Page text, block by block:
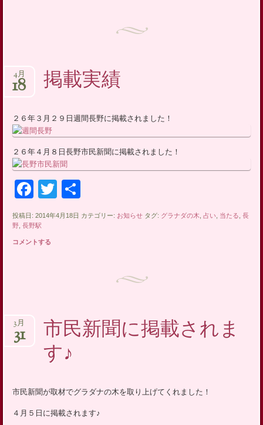
掲載実績
4月
18
２６年３月２９日週間長野に掲載されました！
２６年４月８日長野市民新聞に掲載されました！
Facebook
Twitter
有
投稿日: 2014年4月18日 カテゴリー: お知らせ タグ: グラナダの木 ,占い 当たる ,長
野 ,長野駅
コメントする
市民新聞に掲載されま
す♪
3月
31
市民新聞が取材でグラダナの木を取り上げてくれました！
４月５日に掲載されます♪